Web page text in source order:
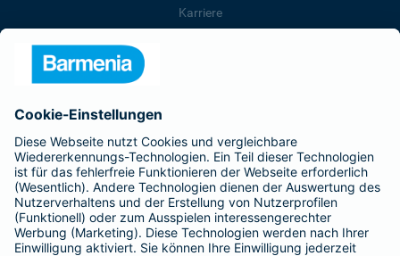
Karriere
Barmenia ist Teil der BarmeniaGothaer
BELIEBTE SEITEN
Kranken-Zusatzversicherung
Tierversicherungen
Haftpflichtversicherung
Hausratversicherung